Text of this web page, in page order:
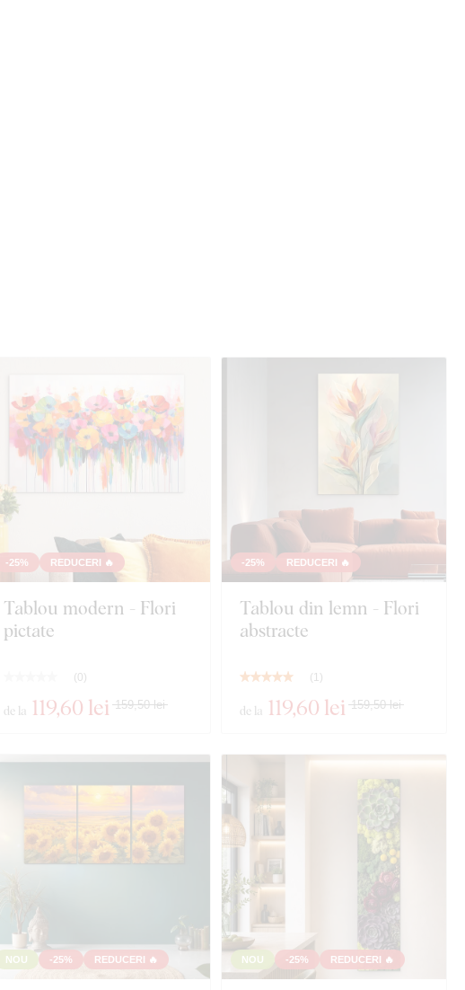
-25% REDUCERI 🔥
Tablou modern - Flori
pictate
( 0)
de la 119,60 lei 159,50 lei
-25% REDUCERI 🔥
Tablou din lemn - Flori
abstracte
(1)
de la 119,60 lei 159,50 lei
NOU -25% REDUCERI 🔥 NOU -25% REDUCERI 🔥